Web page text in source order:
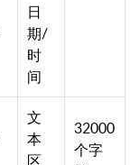
日
期/
时
间
文
本
区
32000
个字